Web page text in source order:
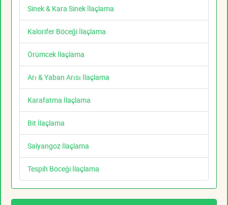
Sinek & Kara Sinek İlaçlama
Kalorifer Böceği İlaçlama
Örümcek İlaçlama
Arı & Yaban Arısı İlaçlama
Karafatma İlaçlama
Bit İlaçlama
Salyangoz İlaçlama
Tespih Böceği İlaçlama